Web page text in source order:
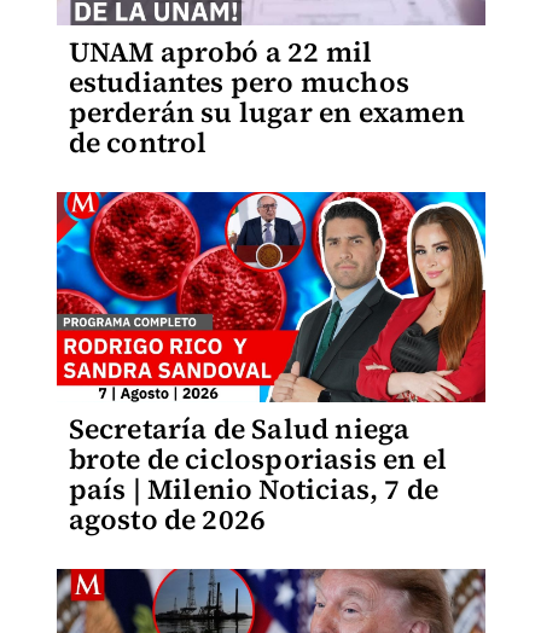
UNAM aprobó a 22 mil
estudiantes pero muchos
perderán su lugar en examen
de control
Secretaría de Salud niega
brote de ciclosporiasis en el
país | Milenio Noticias, 7 de
agosto de 2026